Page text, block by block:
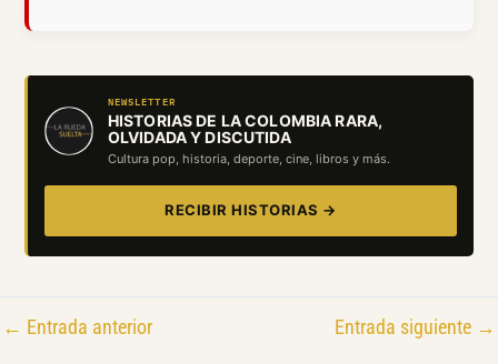
NEWSLETTER
HISTORIAS DE LA COLOMBIA RARA,
OLVIDADA Y DISCUTIDA
Cultura pop, historia, deporte, cine, libros y más.
RECIBIR HISTORIAS →
← Entrada anterior Entrada siguiente →